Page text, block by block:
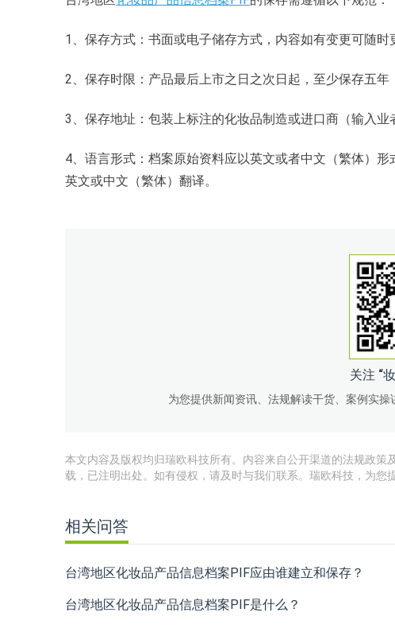
1、保存方式：书面或电子储存方式，内容如有变更可随时
2、保存时限：产品最后上市之日之次日起，至少保存五年
3、保存地址：包装上标注的化妆品制造或进口商（输入业
4、语言形式：档案原始资料应以英文或者中文（繁体）
英文或中文（繁体）翻译。
关注 “
为您提供新闻资讯、法规解读干货、案例实
本文内容及版权均归瑞欧科技所有。内容来自公开渠道的法规政
载，已注明出处。如有侵权，请及时与我们联系。瑞欧科技，为您
相关问答
台湾地区化妆品产品信息档案PIF应由谁建立和保存？
台湾地区化妆品产品信息档案PIF是什么？